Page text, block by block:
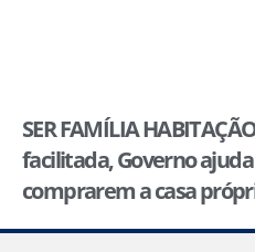
SER FAMÍLIA
facilitada, Governo
comprarem a casa